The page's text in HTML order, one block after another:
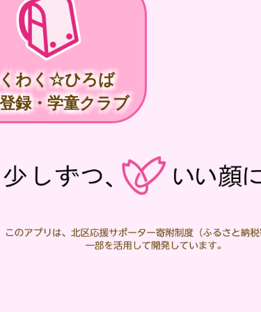
わく☆ひろば
録・学童クラブ